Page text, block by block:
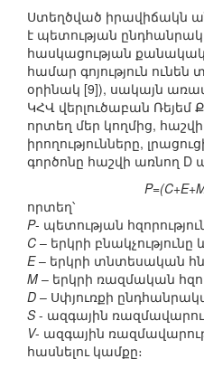
Ստեղծված իրավիճակն
է պետության
հասկացության
համար գոյություն ունեն
օրինակ [9]), սակայն
ԿՀՎ վերլուծաբան Ռեյեմ
որտեղ մեր կողմից,
իրողությունները,
գործոնը հաշվի առնող D
որտեղ՝
P- պետության
C – երկրի
E– երկրի տնտեսական
M – երկրի ռազմական
D – Սփյուռքի
S- ազգային
V- ազգային
հասնելու կամքը։